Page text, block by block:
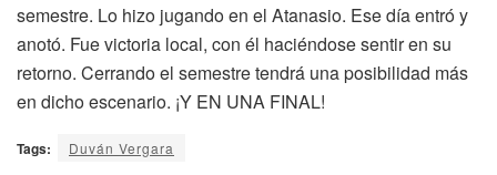
semestre. Lo hizo jugando en el Atanasio. Ese día entró y
anotó. Fue victoria local, con él haciéndose sentir en su
retorno. Cerrando el semestre tendrá una posibilidad más
en dicho escenario. ¡Y EN UNA FINAL!
Tags: Duván Vergara